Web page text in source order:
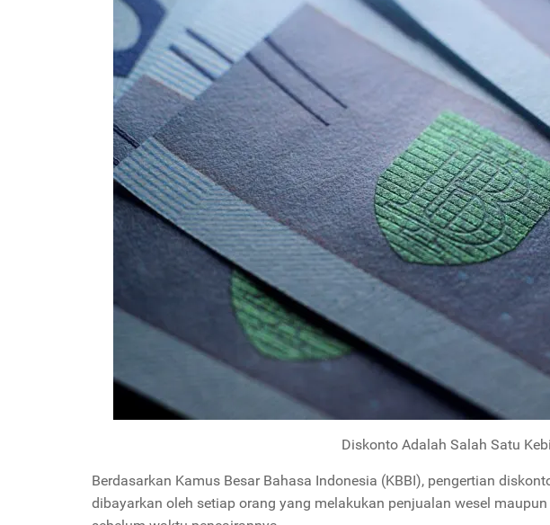
Diskonto Adalah Salah Satu
Berdasarkan Kamus Besar Bahasa Indonesia (KBBI), pengertian
dibayarkan oleh setiap orang yang melakukan penjualan wesel